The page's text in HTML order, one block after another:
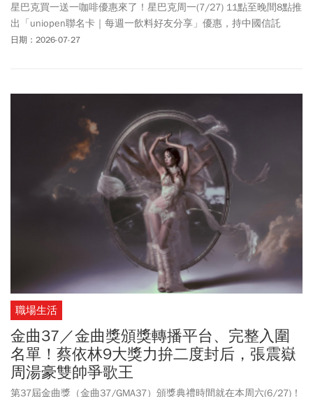
星巴克買一送一咖啡優惠來了！星巴克周一(7/27) 11點至晚間8點推
出「uniopen聯名卡｜每週一飲料好友分享」優惠，持中國信託
uniopen聯名卡至實體門市購買兩杯大杯（含）以上，容量冰熱與口
「限定不鏽鋼杯」及多款限定收藏商品，提供星禮程會員優先購
買。8/3起推出「冰蜜桃莫希托青」，以及周杰倫親自參與風味設計
的「黑糖鴛鴦布蕾星冰樂」。JAY粉不容錯過此次「星巴克 X
日期：2026-07-27
職場生活
金曲37／金曲獎頒獎轉播平台、完整入圍
名單！蔡依林9大獎力拚二度封后，張震嶽
周湯豪雙帥爭歌王
第37屆金曲獎（金曲37/GMA37）頒獎典禮時間就在本周六(6/27)！